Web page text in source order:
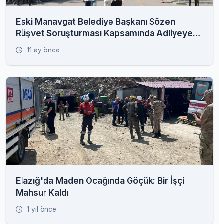
Eski Manavgat Belediye Başkanı Sözen
Rüşvet Soruşturması Kapsamında Adliyeye
Sevk Edildi
11 ay önce
Elazığ'da Maden Ocağında Göçük: Bir İşçi
Mahsur Kaldı
1 yıl önce